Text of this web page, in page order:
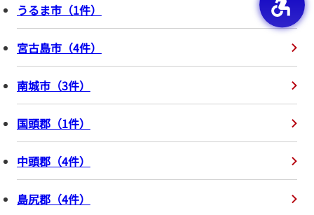
うるま市 （1件）
宮古島市 （4件）
南城市 （3件）
国頭郡 （1件）
中頭郡 （4件）
島尻郡 （4件）